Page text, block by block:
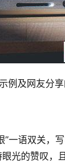
例及网友分享
一语双关，
光的赞叹，